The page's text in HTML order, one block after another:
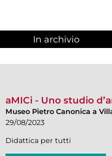
In archivio
aMICi - Uno studio
Museo Pietro Canonica a
29/08/2023
Didattica per tutti